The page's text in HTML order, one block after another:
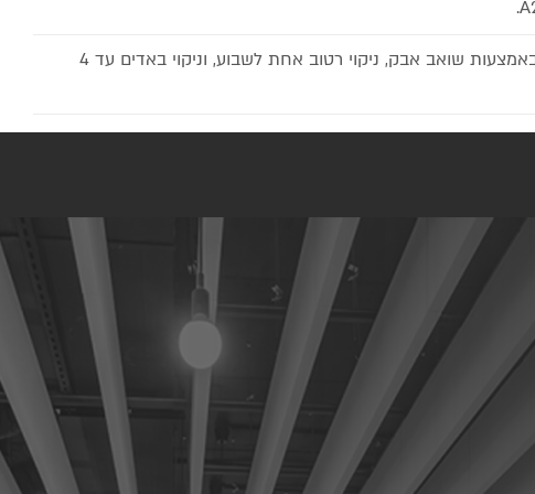
ניקוי האריחים ניקוי אבק יומי גם באמצעות שואב אבק, ניקוי רטוב אחת לשבוע, וניקוי באדים עד 4